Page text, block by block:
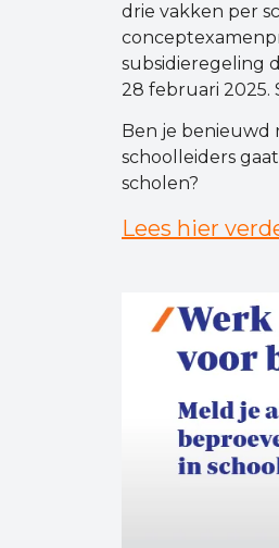
drie vakken per
subsidieregeling
28 februari 2025.
Ben je benieuwd
schoolleiders
scholen?
Lees hier